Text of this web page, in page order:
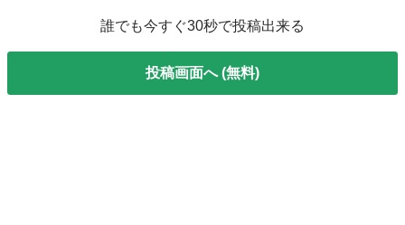
誰でも今すぐ30秒で投稿出来る
投稿画面へ (無料)